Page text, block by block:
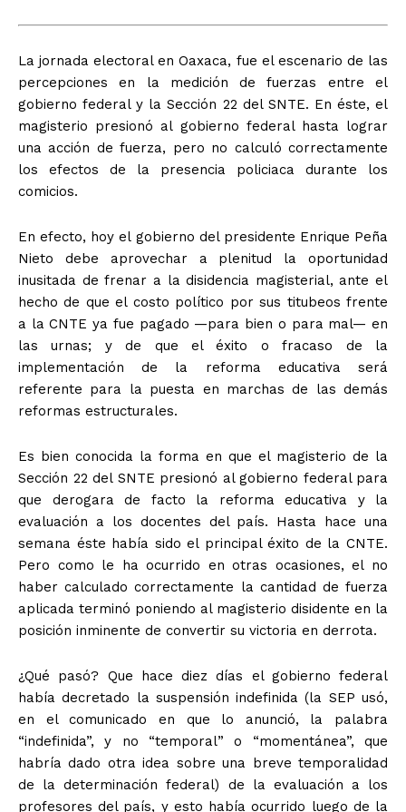
La jornada electoral en Oaxaca, fue el escenario de las
percepciones en la medición de fuerzas entre el
gobierno federal y la Sección 22 del SNTE. En éste, el
magisterio presionó al gobierno federal hasta lograr
una acción de fuerza, pero no calculó correctamente
los efectos de la presencia policiaca durante los
comicios.
En efecto, hoy el gobierno del presidente Enrique Peña
Nieto debe aprovechar a plenitud la oportunidad
inusitada de frenar a la disidencia magisterial, ante el
hecho de que el costo político por sus titubeos frente
a la CNTE ya fue pagado —para bien o para mal— en
las urnas; y de que el éxito o fracaso de la
implementación de la reforma educativa será
referente para la puesta en marchas de las demás
reformas estructurales.
Es bien conocida la forma en que el magisterio de la
Sección 22 del SNTE presionó al gobierno federal para
que derogara de facto la reforma educativa y la
evaluación a los docentes del país. Hasta hace una
semana éste había sido el principal éxito de la CNTE.
Pero como le ha ocurrido en otras ocasiones, el no
haber calculado correctamente la cantidad de fuerza
aplicada terminó poniendo al magisterio disidente en la
posición inminente de convertir su victoria en derrota.
¿Qué pasó? Que hace diez días el gobierno federal
había decretado la suspensión indefinida (la SEP usó,
en el comunicado en que lo anunció, la palabra
“indefinida”, y no “temporal” o “momentánea”, que
habría dado otra idea sobre una breve temporalidad
de la determinación federal) de la evaluación a los
profesores del país, y esto había ocurrido luego de la